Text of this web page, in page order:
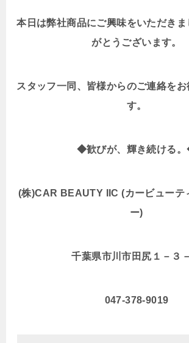
本日は弊社商品にご興味をいただきま
がとうございます。
スタッフ一同、皆様からのご連絡をお
す。
◆歓びが、輝き続ける
(株)CAR BEAUTY IIC (カービューテ
ー)
千葉県市川市田尻１－３
047-378-9019